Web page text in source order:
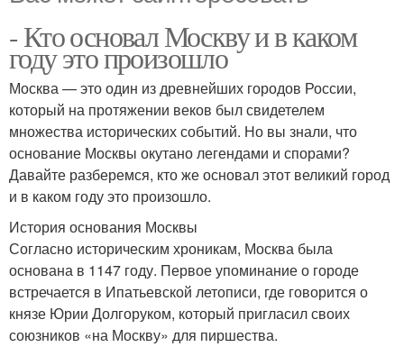
- Кто основал Москву и в каком
году это произошло
Москва — это один из древнейших городов России,
который на протяжении веков был свидетелем
множества исторических событий. Но вы знали, что
основание Москвы окутано легендами и спорами?
Давайте разберемся, кто же основал этот великий город
и в каком году это произошло.
История основания Москвы
Согласно историческим хроникам, Москва была
основана в 1147 году. Первое упоминание о городе
встречается в Ипатьевской летописи, где говорится о
князе Юрии Долгоруком, который пригласил своих
союзников «на Москву» для пиршества.